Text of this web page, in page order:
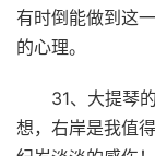
有时倒能做到这
的心理。
31、大提琴
想，右岸是我值